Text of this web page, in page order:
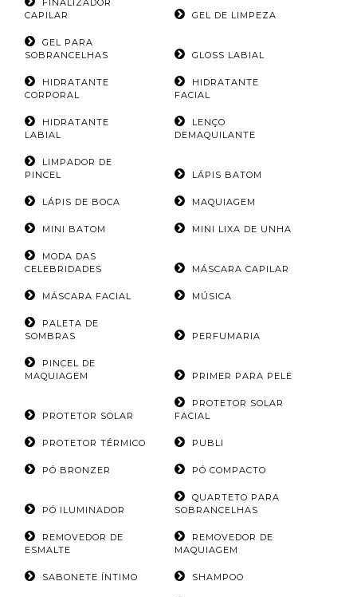
FINALIZADOR
CAPILAR
GEL DE LIMPEZA
GEL PARA
SOBRANCELHAS
GLOSS LABIAL
HIDRATANTE
CORPORAL
HIDRATANTE
FACIAL
HIDRATANTE
LABIAL
LENÇO
DEMAQUILANTE
LIMPADOR DE
PINCEL
LÁPIS BATOM
LÁPIS DE BOCA MAQUIAGEM
MINI BATOM MINI LIXA DE UNHA
MODA DAS
CELEBRIDADES
MÁSCARA CAPILAR
MÁSCARA FACIAL MÚSICA
PALETA DE
SOMBRAS
PERFUMARIA
PINCEL DE
MAQUIAGEM
PRIMER PARA PELE
PROTETOR SOLAR
PROTETOR SOLAR
FACIAL
PROTETOR TÉRMICO PUBLI
PÓ BRONZER PÓ COMPACTO
PÓ ILUMINADOR
QUARTETO PARA
SOBRANCELHAS
REMOVEDOR DE
ESMALTE
REMOVEDOR DE
MAQUIAGEM
SABONETE ÍNTIMO SHAMPOO